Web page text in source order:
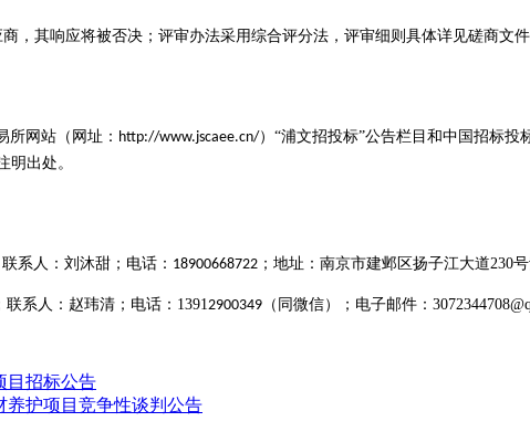
商 ，其响应将被否决； 评审办法采用综合评分法， 评审细则具体详见磋商文件
所网站（网址： http://www.jscaee.cn/）“浦文招投标”公告栏目和中国招标投
明出处。
联系人： 刘沐甜 ；电话： 18900668722 ；地址：南京市建邺区扬子江大道230
系人：赵玮清；电话： 13912900349 （同微信） ；电子邮件：
目招标公告
养护项目竞争性谈判公告